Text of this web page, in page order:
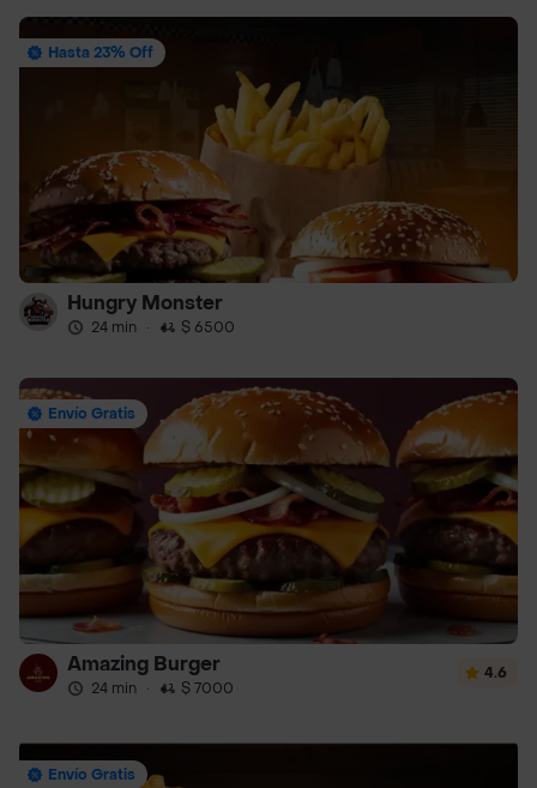
Hasta 23% Off
Hungry Monster
24 min · $ 6500
Envío Gratis
Amazing Burger
24 min · $ 7000
4.6
Envío Gratis